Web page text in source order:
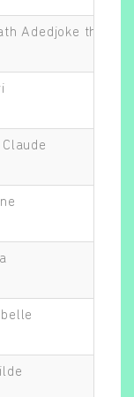
Adedjoke thalia